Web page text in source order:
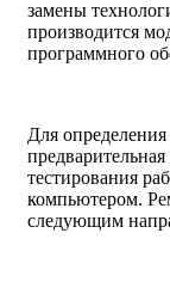
замены
производится
программного
Для
тестирования
компьютером.
следующим